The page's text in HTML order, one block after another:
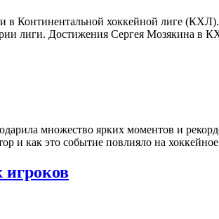
в Континентальной хоккейной лиге
лиги. Достижения Сергея Мозякина
множество ярких моментов и
и как это событие повлияло на